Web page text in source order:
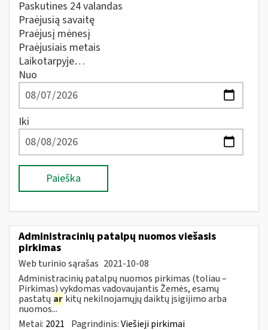
Paskutines 24 valandas
Praėjusią savaitę
Praėjusį mėnesį
Praėjusiais metais
Laikotarpyje…
Nuo
Iki
Paieška
Administracinių patalpų nuomos viešasis
pirkimas
Web turinio sąrašas 2021-10-08
Administracinių patalpų nuomos pirkimas (toliau –
Pirkimas) vykdomas vadovaujantis Žemės, esamų
pastatų ar kitų nekilnojamųjų daiktų įsigijimo arba
nuomos...
Metai: 2021 Pagrindinis:Viešieji pirkimai